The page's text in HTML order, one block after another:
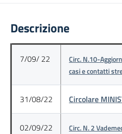
Descrizione
7/09/ 22
Circ. N.10-
casi e contatti
31/08/22 Circolare
02/09/22
Circ. N. 2